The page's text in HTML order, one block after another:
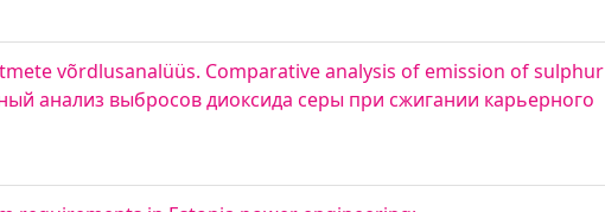
võrdlusanalüüs. Comparative analysis of emission of sulphur
анализ выбросов диоксида серы при сжигании карьерного